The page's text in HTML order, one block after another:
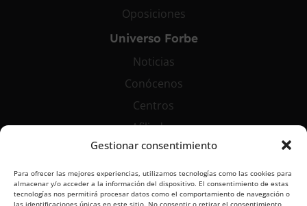
Gestionar consentimiento
Para ofrecer las mejores experiencias, utilizamos tecnologías como las cookies para
almacenar y/o acceder a la información del dispositivo. El consentimiento de estas
tecnologías nos permitirá procesar datos como el comportamiento de navegación o
las identificaciones únicas en este sitio. No consentir o retirar el consentimiento,
Oposiciones
Universo Forbe
Noticias
Conócenos
Centros
Afiliados
Contáctanos
info@grupoforbe.com